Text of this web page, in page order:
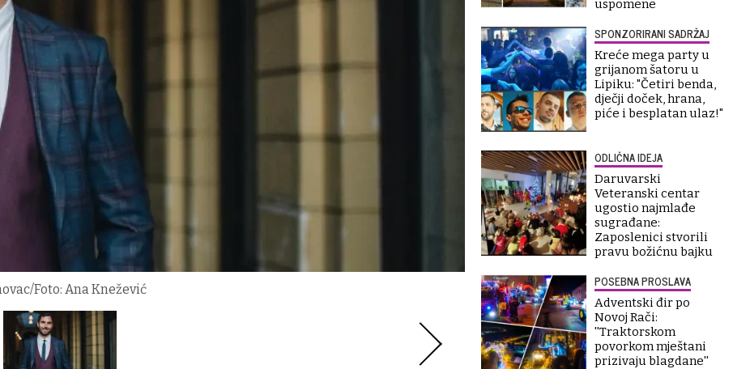
Foto: Ana Knežević
uspomene
SPONZORIRANI SADRŽAJ
Kreće mega party u
grijanom šatoru u
Lipiku: "Četiri benda,
dječji doček, hrana,
piće i besplatan ulaz!"
ODLIČNA IDEJA
Daruvarski
Veteranski centar
ugostio najmlađe
sugrađane:
Zaposlenici stvorili
pravu božićnu bajku
POSEBNA PROSLAVA
Adventski đir po
Novoj Rači:
''Traktorskom
povorkom mještani
prizivaju blagdane''